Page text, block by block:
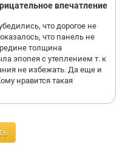
впечатление
что дорогое не
что панель не
толщина
эпопея с утеплением т. к
не избежать. Да еще и
нравится такая